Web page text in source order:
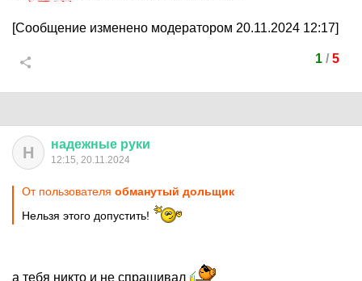
[Сообщение изменено модератором 20.11.2024 12:17]
1/ 5
Н надежные руки
12:15, 20.11.2024
От пользователя обманутый дольщик
Нельзя этого допустить!
а тебя никто и не спрашивал